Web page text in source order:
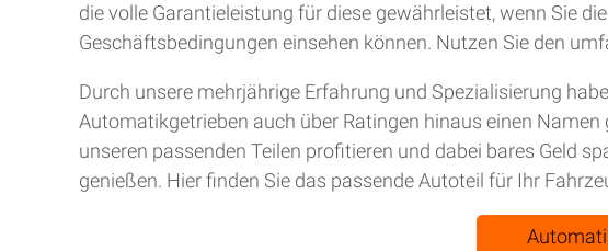
die volle Garantieleistung für diese gewährleistet, wenn Sie
Geschäftsbedingungen einsehen können. Nutzen Sie den
Durch unsere mehrjährige Erfahrung und Spezialisierung
Automatikgetrieben auch über Ratingen hinaus einen
unseren passenden Teilen profitieren und dabei bares Geld
genießen. Hier finden Sie das passende Autoteil für Ihr